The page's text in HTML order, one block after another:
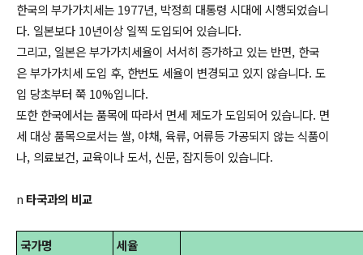
한국의 부가가치세는 1977년, 박정희 대통령 시대에 시행되었습니
다. 일본보다 10년이상 일찍 도입되어 있습니다.
그리고, 일본은 부가가치세율이 서서히 증가하고 있는 반면, 한국
은 부가가치세 도입 후, 한번도 세율이 변경되고 있지 않습니다. 도
입 당초부터 쭉 10%입니다.
또한한국에서는 품목에 따라서 면세 제도가 도입되어 있습니다. 면
세 대상 품목으로서는 쌀, 야채,육류, 어류등 가공되지 않는 식품이
나, 의료보건, 교육이나 도서, 신문,잡지등이 있습니다.
n타국과의 비교
국가명 세율